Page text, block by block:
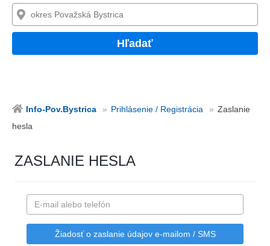
Hľadať
Info-Pov.Bystrica Prihlásenie / Registrácia
Zaslanie
hesla
ZASLANIE HESLA